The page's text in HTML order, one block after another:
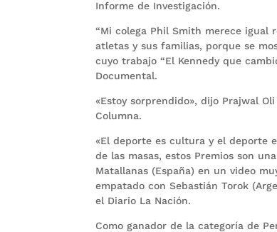
Informe de Investigación.
“Mi colega Phil Smith merece igual
atletas y sus familias, porque se
cuyo trabajo “El Kennedy que
Documental.
«Estoy sorprendido», dijo Prajwal
Columna.
«El deporte es cultura y el deporte
de las masas, estos Premios son
Matallanas (España) en un video
empatado con Sebastián Torok
el Diario La Nación.
Como ganador de la categoría de